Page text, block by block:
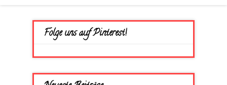
Folge uns auf Pinterest!